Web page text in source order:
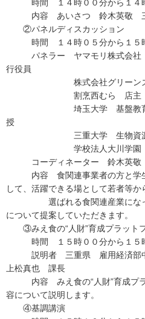
時間 １４時００分から１４
内容 あいさつ 鈴木英敬 三
②パネルディスカッション
時間 １４時０５分から１５
パネラー ヤマモリ株式会社
行役員
株式会社グリーンズ
割烹西むら 店主 西
埼玉大学 基盤教育研究
授
三重大学 生物資源
学校法人大川学園 三重
コーディネーター 鈴木英敬
内容 食関連事業者の方と学生
して、活躍できる場として若者等か
選ばれる食関連産業になって
について提案していただきます。
③みえ食の“人財”育成プラット
時間 １５時００分から１５
説明者 三重県 雇用経済部中
上松真也 課長
内容 みえ食の“人財”育成プラ
容について説明します。
④基調講演